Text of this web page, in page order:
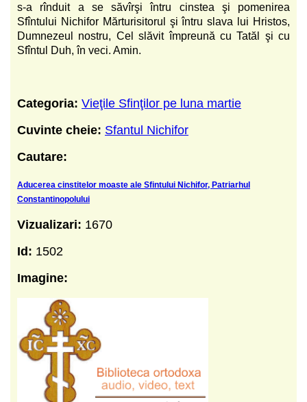
s-a rînduit a se săvîrşi întru cinstea şi pomenirea
Sfîntului Nichifor Mărturisitorul şi întru slava lui Hristos,
Dumnezeul nostru, Cel slăvit împreună cu Tatăl şi cu
Sfîntul Duh, în veci. Amin.
Categoria: Vieţile Sfinţilor pe luna martie
Cuvinte cheie: Sfantul Nichifor
Cautare:
Aducerea cinstitelor moaste ale Sfintului Nichifor, Patriarhul
Constantinopolului
Vizualizari: 1670
Id: 1502
Imagine: